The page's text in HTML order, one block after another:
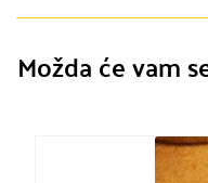
Možda će vam